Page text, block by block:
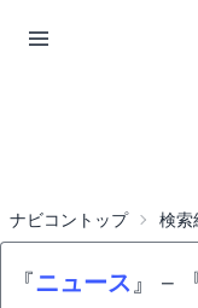
ナビコントップ 検索
『ニュース 』 −